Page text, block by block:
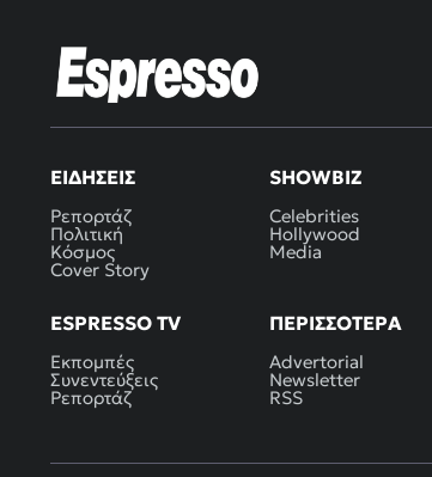
ΕΙΔΉΣΕΙΣ
Ρεπορτάζ
Πολιτική
Κόσμος
Cover Story
SHOWBIZ
Celebrities
Hollywood
Media
ESPRESSO TV
Εκπομπές
Συνεντεύξεις
Ρεπορτάζ
ΠΕΡΙΣΣΌΤΕΡΑ
Advertorial
Newsletter
RSS